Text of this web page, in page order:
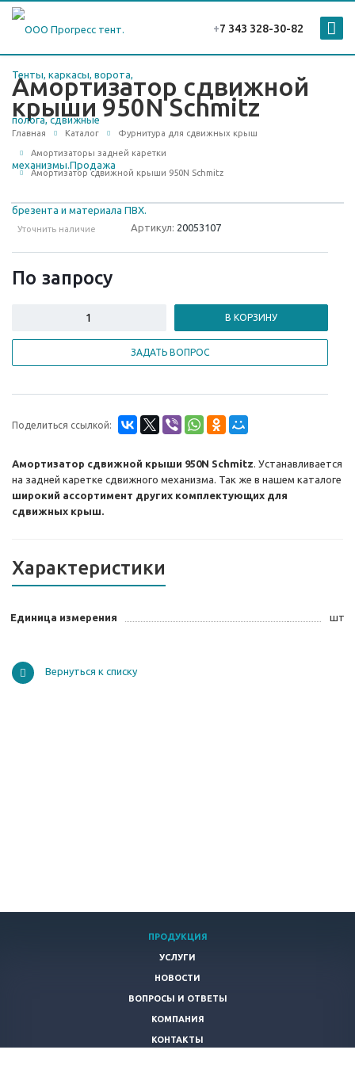
+7 343 328-30-82
Амортизатор сдвижной
крыши 950N Schmitz
Главная Каталог Фурнитура для сдвижных крыш
Амортизаторы задней каретки
Амортизатор сдвижной крыши 950N Schmitz
Уточнить наличие Артикул: 20053107
По запросу
В КОРЗИНУ
ЗАДАТЬ ВОПРОС
Поделиться ссылкой:
Амортизатор сдвижной крыши 950N Schmitz. Устанавливается
на задней каретке сдвижного механизма. Так же в нашем каталоге
широкий ассортимент других комплектующих для
сдвижных крыш.
Характеристики
Единица измерения шт
Вернуться к списку
ПРОДУКЦИЯ
УСЛУГИ
НОВОСТИ
ВОПРОСЫ И ОТВЕТЫ
КОМПАНИЯ
КОНТАКТЫ